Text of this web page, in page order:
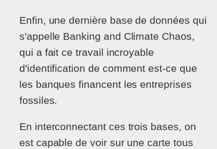
Enfin, une dernière base de données qui
s'appelle Banking and Climate Chaos,
qui a fait ce travail incroyable
d'identification de comment est-ce que
les banques financent les entreprises
fossiles.
En interconnectant ces trois bases, on
est capable de voir sur une carte tous